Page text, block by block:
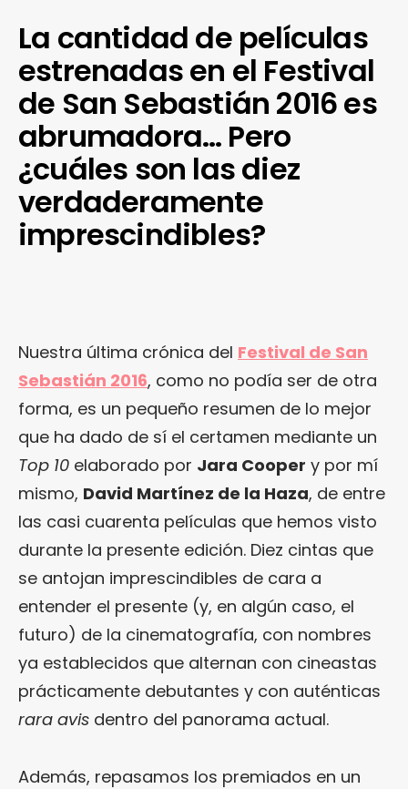
La cantidad de películas
estrenadas en el Festival
de San Sebastián 2016 es
abrumadora… Pero
¿cuáles son las diez
verdaderamente
imprescindibles?
Nuestra última crónica del Festival de San
Sebastián 2016, como no podía ser de otra
forma, es un pequeño resumen de lo mejor
que ha dado de sí el certamen mediante un
Top 10 elaborado por Jara Cooper y por mí
mismo, David Martínez de la Haza, de entre
las casi cuarenta películas que hemos visto
durante la presente edición. Diez cintas que
se antojan imprescindibles de cara a
entender el presente (y, en algún caso, el
futuro) de la cinematografía, con nombres
ya establecidos que alternan con cineastas
prácticamente debutantes y con auténticas
rara avis dentro del panorama actual.
Además, repasamos los premiados en un